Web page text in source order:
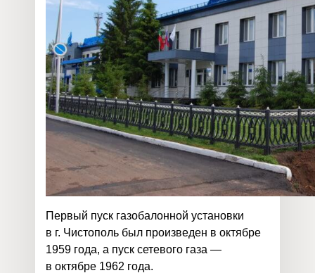
Первый пуск газобалонной установки
в г. Чистополь был произведен в октябре
1959 года, а пуск сетевого газа —
в октябре 1962 года.